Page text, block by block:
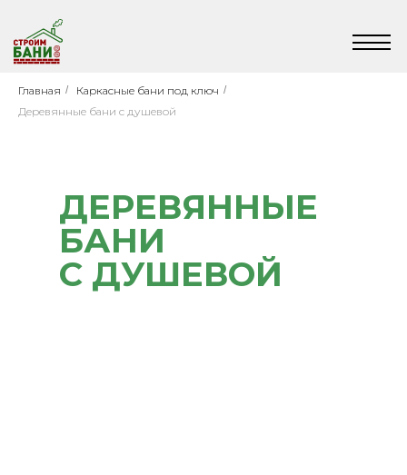
Главная / Каркасные бани под ключ /
Деревянные бани с душевой
ДЕРЕВЯННЫЕ
БАНИ
С ДУШЕВОЙ